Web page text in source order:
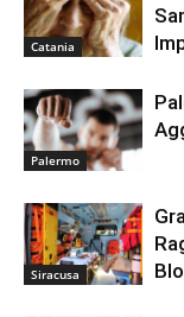
Catania
Palermo
Siracusa